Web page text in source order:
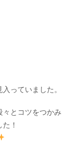
っていました。
とコツをつかみ
！